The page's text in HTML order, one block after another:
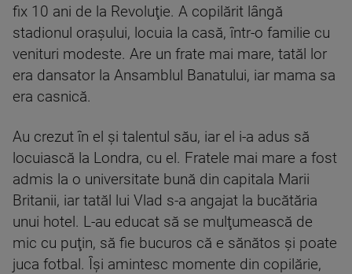
fix 10 ani de la Revoluţie. A copilărit lângă
stadionul oraşului, locuia la casă, într-o familie cu
venituri modeste. Are un frate mai mare, tatăl lor
era dansator la Ansamblul Banatului, iar mama sa
era casnică.
Au crezut în el şi talentul său, iar el i-a adus să
locuiască la Londra, cu el. Fratele mai mare a fost
admis la o universitate bună din capitala Marii
Britanii, iar tatăl lui Vlad s-a angajat la bucătăria
unui hotel. L-au educat să se mulţumească de
mic cu puţin, să fie bucuros că e sănătos şi poate
juca fotbal. Îşi amintesc momente din copilărie,